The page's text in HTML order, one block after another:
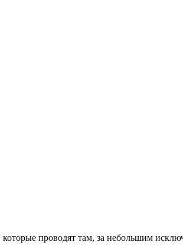
которые проводят там, за небольшим